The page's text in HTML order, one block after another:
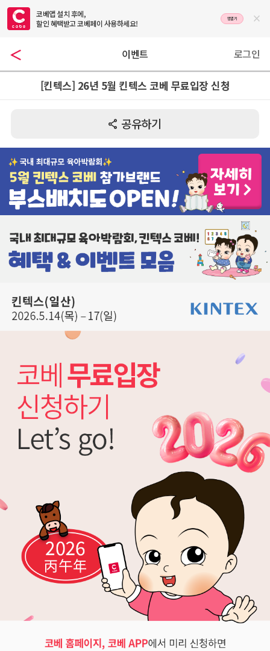
코베앱 설치 후에,
할인 혜택받고 코베페이 사용하세요!
앱열기 
이벤트 로그인
[킨텍스] 26년 5월 킨텍스 코베 무료입장 신청
 공유하기